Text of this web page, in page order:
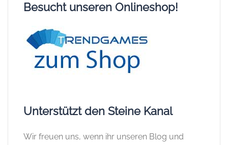
Besucht unseren Onlineshop!
Unterstützt den Steine Kanal
Wir freuen uns, wenn ihr unseren Blog und